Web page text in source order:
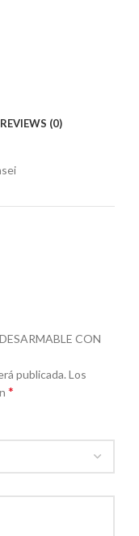
REVIEWS (0)
CON
publicada.Los
*